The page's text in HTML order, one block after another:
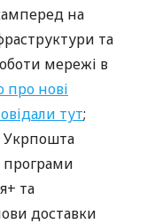
на
та
мережі в
про нові
тут;
програми
та
доставки